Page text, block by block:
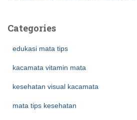
Categories
edukasi mata tips
kacamata vitamin mata
kesehatan visual kacamata
mata tips kesehatan